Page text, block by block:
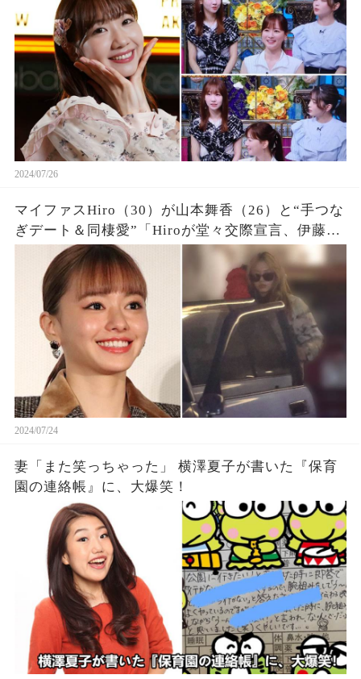
ころがクサそう」
2024/07/26
マイファスHiro（30）が山本舞香（26）と“手つな
ぎデート＆同棲愛”「Hiroが堂々交際宣言、伊藤健
太郎との“ひき逃げ破局→元サヤ愛”の真相は…」
2024/07/24
妻「また笑っちゃった」 横澤夏子が書いた『保育
園の連絡帳』に、大爆笑！